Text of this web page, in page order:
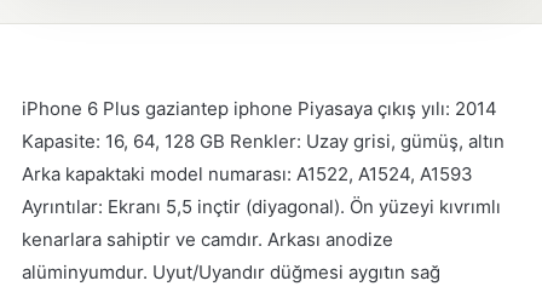
iPhone 6 Plus gaziantep iphone Piyasaya çıkış yılı: 2014
Kapasite: 16, 64, 128 GB Renkler: Uzay grisi, gümüş, altın
Arka kapaktaki model numarası: A1522, A1524, A1593
Ayrıntılar: Ekranı 5,5 inçtir (diyagonal). Ön yüzeyi kıvrımlı
kenarlara sahiptir ve camdır. Arkası anodize
alüminyumdur. Uyut/Uyandır düğmesi aygıtın sağ